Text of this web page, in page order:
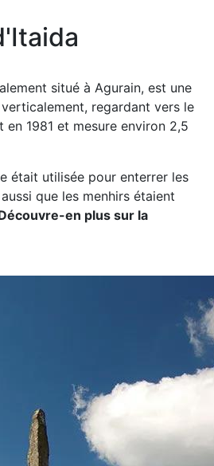
situé à Agurain, est une
regardant vers le
1981 et mesure environ 2,5
était utilisée pour enterrer les
que les menhirs étaient
en plus sur la